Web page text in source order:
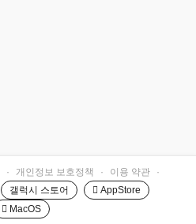
· 개인정보 보호정책 · 이용 약관
·
갤럭시 스토어
 AppStore
 MacOS